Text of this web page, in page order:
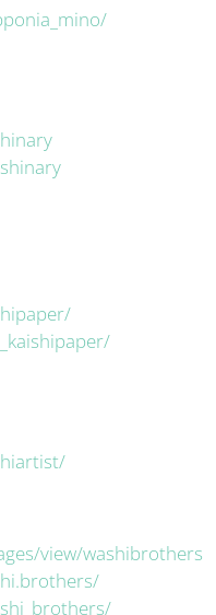
view/washibrothers